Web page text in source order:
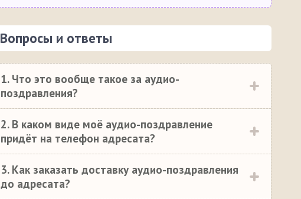
Вопросы и ответы
1. Что это вообще такое за аудио-
поздравления?
2. В каком виде моё аудио-поздравление
придёт на телефон адресата?
3. Как заказать доставку аудио-поздравления
до адресата?